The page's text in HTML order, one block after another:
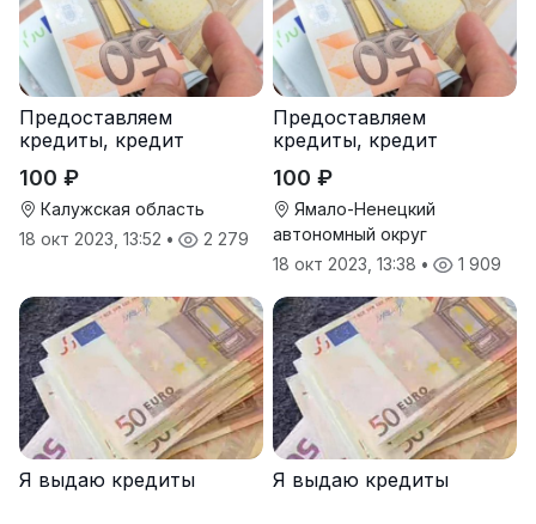
Предоставляем
кредиты, кредит
100 ₽
Калужская область
18 окт 2023, 13:52 • 2 279
Предоставляем
кредиты, кредит
100 ₽
Ямало-Ненецкий
автономный округ
18 окт 2023, 13:38 • 1 909
Я выдаю кредиты Я выдаю кредиты